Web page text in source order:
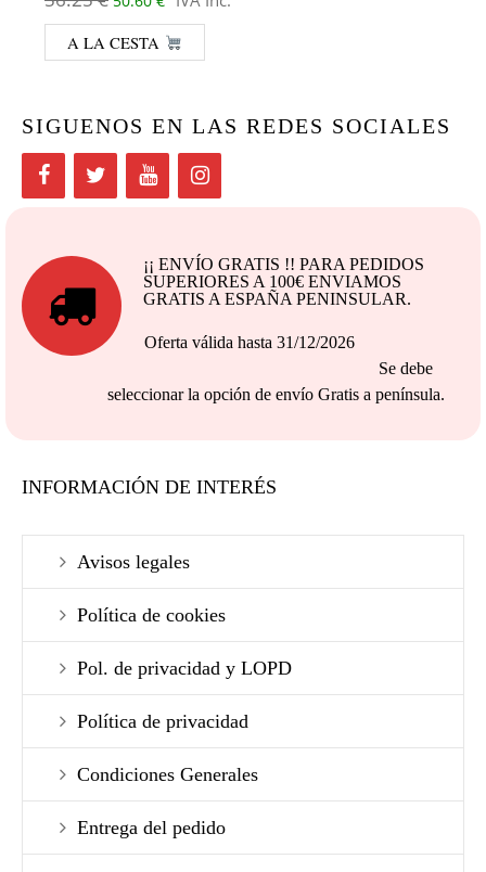
A LA CESTA
SIGUENOS EN LAS REDES SOCIALES
¡¡ ENVÍO GRATIS !! PARA PEDIDOS
SUPERIORES A 100€ ENVIAMOS
GRATIS A ESPAÑA PENINSULAR.
Oferta válida hasta 31/12/2026
Se debe
seleccionar la opción de envío Gratis a península.
INFORMACIÓN DE INTERÉS
Avisos legales
Política de cookies
Pol. de privacidad y LOPD
Política de privacidad
Condiciones Generales
Entrega del pedido